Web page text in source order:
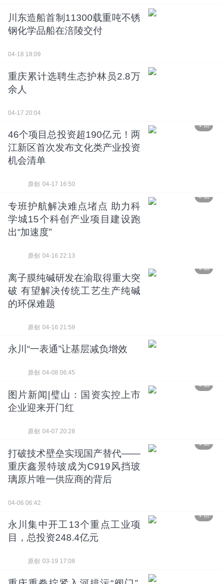
川东造船首制11300载重吨不锈
钢化学品船在涪陵交付
04-18 18:09
重庆累计选聘生态护林员2.8万
余人
04-17 20:04
1 图
46个项目总投资超190亿元！两
江新区首次发布文化类产业投资
机会清单
04-17 16:50
原创
2 图
专班护航解决难点堵点 助力科
学城15个科创产业项目建设跑
出“加速度”
04-16 22:13
原创
1 图
离子膜纯碱研发在渝取得重大突
破 有望解决传统工艺生产纯碱
的环保难题
04-16 21:59
原创
永川“一表通”让基层减负增效
04-08 06:45
原创
6 图
图片新闻|璧山：国资实控上市
企业迎来开门红
04-07 20:28
原创
1 图
打破技术壁垒实现国产替代——
重庆鑫景特玻成为C919风挡玻
璃原片唯一供应商的背后
04-06 06:42
1 图
永川集中开工13个重点工业项
目，总投资248.4亿元
03-19 17:08
原创